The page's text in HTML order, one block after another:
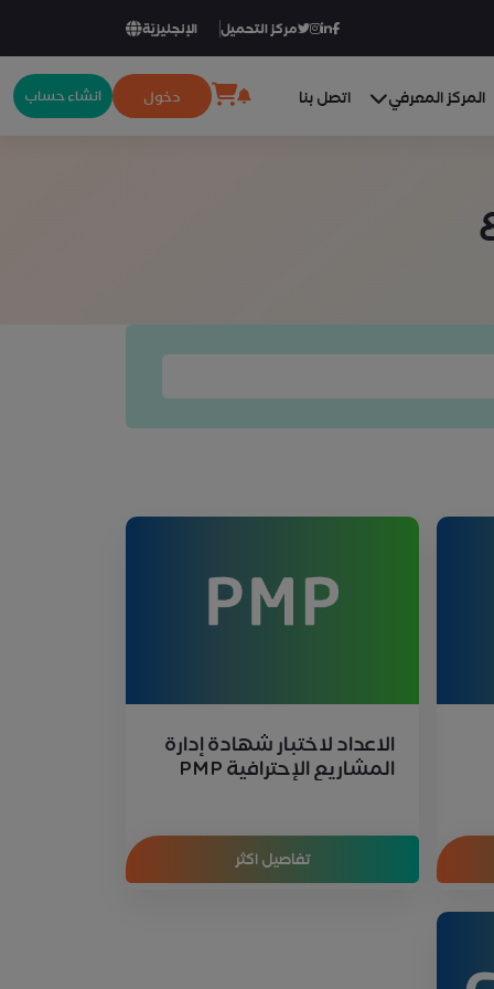
مركز التحميل الإنجليزيّة
المركز المعرفي اتصل بنا دخول انشاء حساب
الاعداد لاختبار شهادة إدارة
المشاريع الإحترافية PMP
تفاصيل اكثر